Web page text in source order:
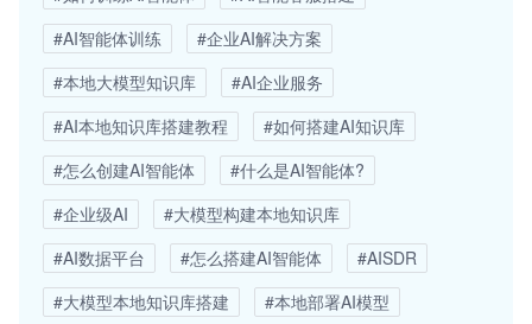
#AI智能体训练
#企业AI解决方案
#本地大模型知识库
#AI企业服务
#AI本地知识库搭建教程
#如何搭建AI知识库
#怎么创建AI智能体
#什么是AI智能体?
#企业级AI
#大模型构建本地知识库
#AI数据平台
#怎么搭建AI智能体
#AISDR
#大模型本地知识库搭建
#本地部署AI模型